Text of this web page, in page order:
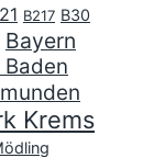
B217 B30
Bayern
Baden
Krems